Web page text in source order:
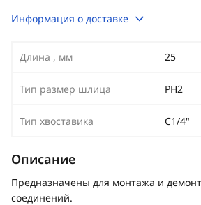
Информация о доставке
Длина , мм 25
Тип размер шлица PH2
Тип хвоставика С1/4"
Описание
Предназначены для монтажа и
соединений.